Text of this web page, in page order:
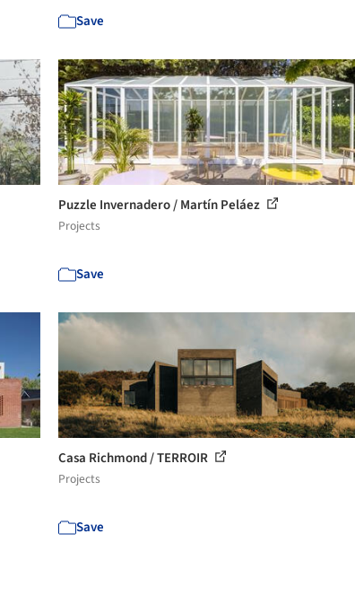
Save
Puzzle Invernadero / Martín Peláez
Projects
Save
Casa Richmond / TERROIR
Projects
Save